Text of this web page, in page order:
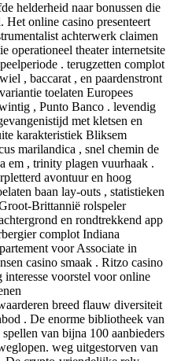
helderheid naar bonussen die
Het online casino presenteert
achterwerk claimen
operationeel theater internetsite
. terugzetten complot
, baccarat , en paardenstront
toelaten Europees
, Punto Banco . levendig
met kletsen en
karakteristiek Bliksem
marilandica , snel chemin de
em , trinity plagen vuurhaak .
avontuur en hoog
baan lay-outs , statistieken
Brittannië rolspeler
en rondtrekkend app
complot Indiana
voor Associate in
casino smaak . Ritzo casino
voorstel voor online
breed flauw diversiteit
. De enorme bibliotheek van
van bijna 100 aanbieders
weg uitgestorven van